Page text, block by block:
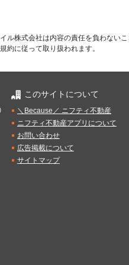
ル株式会社は内容の責任を負わないこ
約に従って取り扱われます。
このサイトについて
＼Because／ ニフティ不動産
ニフティ不動産アプリについて
お問い合わせ
広告掲載について
サイトマップ